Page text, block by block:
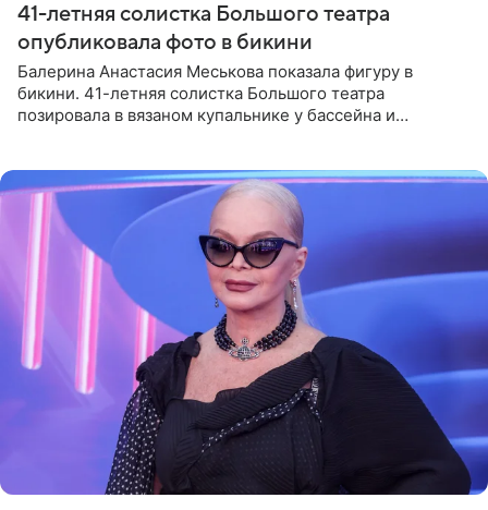
41-летняя солистка Большого театра
опубликовала фото в бикини
Балерина Анастасия Меськова показала фигуру в
бикини. 41-летняя солистка Большого театра
позировала в вязаном купальнике у бассейна и